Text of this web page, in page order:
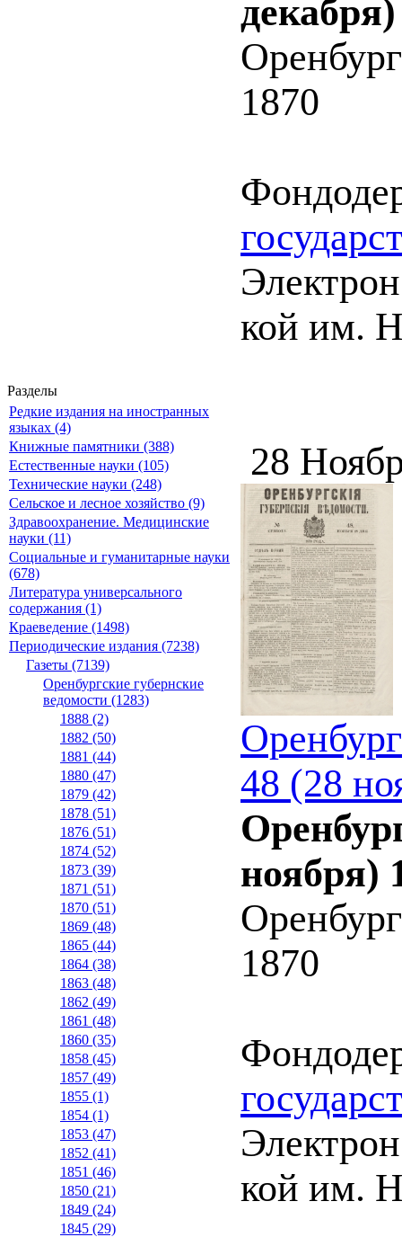
Разделы
Редкие издания на иностранных
языках (4)
Книжные памятники (388)
Естественные науки (105)
Технические науки (248)
Сельское и лесное хозяйство (9)
Здравоохранение. Медицинские
науки (11)
Социальные и гуманитарные науки
(678)
Литература универсального
содержания (1)
Краеведение (1498)
Периодические издания (7238)
Газеты (7139)
Оренбургские губернские
ведомости (1283)
1888 (2)
1882 (50)
1881 (44)
1880 (47)
1879 (42)
1878 (51)
1876 (51)
1874 (52)
1873 (39)
1871 (51)
1870 (51)
1869 (48)
1865 (44)
1864 (38)
1863 (48)
1862 (49)
1861 (48)
1860 (35)
1858 (45)
1857 (49)
1855 (1)
1854 (1)
1853 (47)
1852 (41)
1851 (46)
1850 (21)
1849 (24)
1845 (29)
1870
кой им.
28
48 (28
ноября)
1870
кой им.